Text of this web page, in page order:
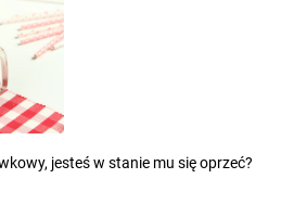
jesteś w stanie mu się oprzeć?